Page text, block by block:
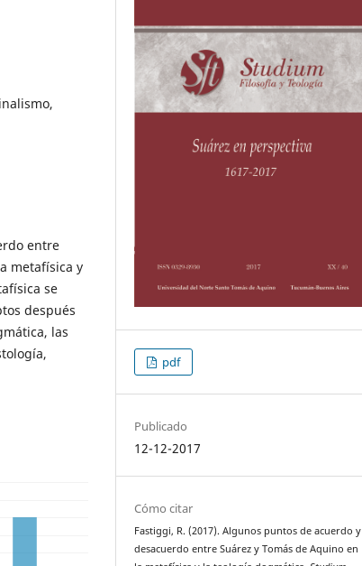
entre
metafísica y
se
después
las
pdf
Publicado
12-12-2017
Cómo citar
Fastiggi, R. (2017). Algunos puntos de acuerdo y
desacuerdo entre Suárez y Tomás de Aquino en